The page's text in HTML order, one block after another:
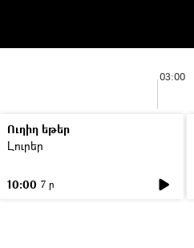
03:00
Ուղիղ եթեր
Լուրեր
10:00 7 ր